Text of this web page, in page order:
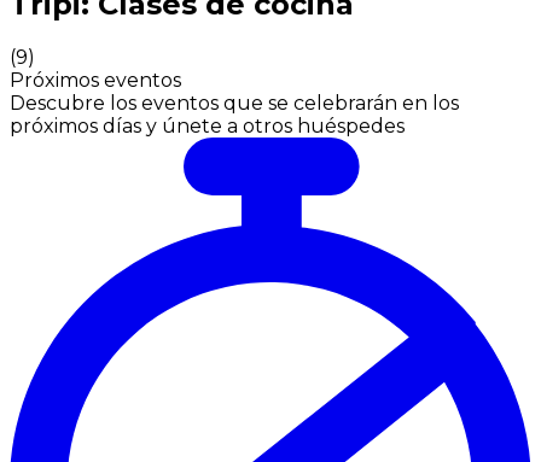
(9)
Próximos eventos
Descubre los eventos que se celebrarán en los
próximos días y únete a otros huéspedes